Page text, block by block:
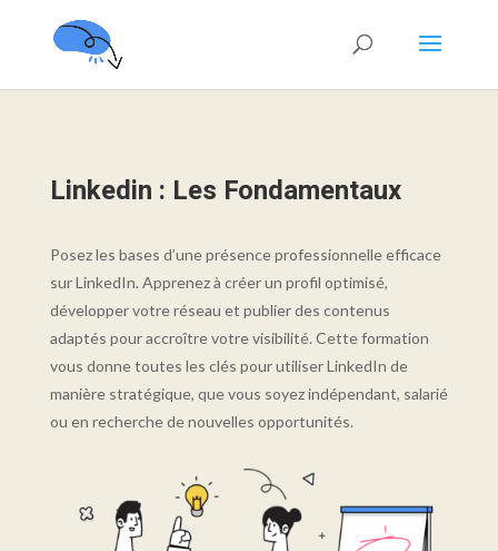
Linkedin : Les Fondamentaux
Posez les bases d’une présence professionnelle efficace
sur LinkedIn. Apprenez à créer un profil optimisé,
développer votre réseau et publier des contenus
adaptés pour accroître votre visibilité. Cette formation
vous donne toutes les clés pour utiliser LinkedIn de
manière stratégique, que vous soyez indépendant, salarié
ou en recherche de nouvelles opportunités.